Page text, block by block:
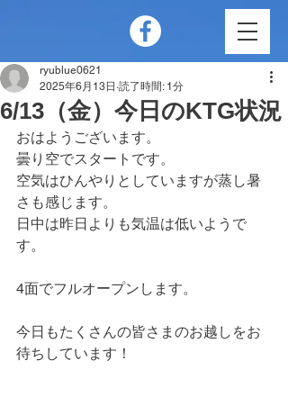
6/13（金）今日のKTG状況
ryublue0621
2025年6月13日 読了時間: 1分
おはようございます。
曇り空でスタートです。
空気はひんやりとしていますが蒸し暑
さも感じます。
日中は昨日よりも気温は低いようで
す。
4面でフルオープンします。
今日もたくさんの皆さまのお越しをお
待ちしています！